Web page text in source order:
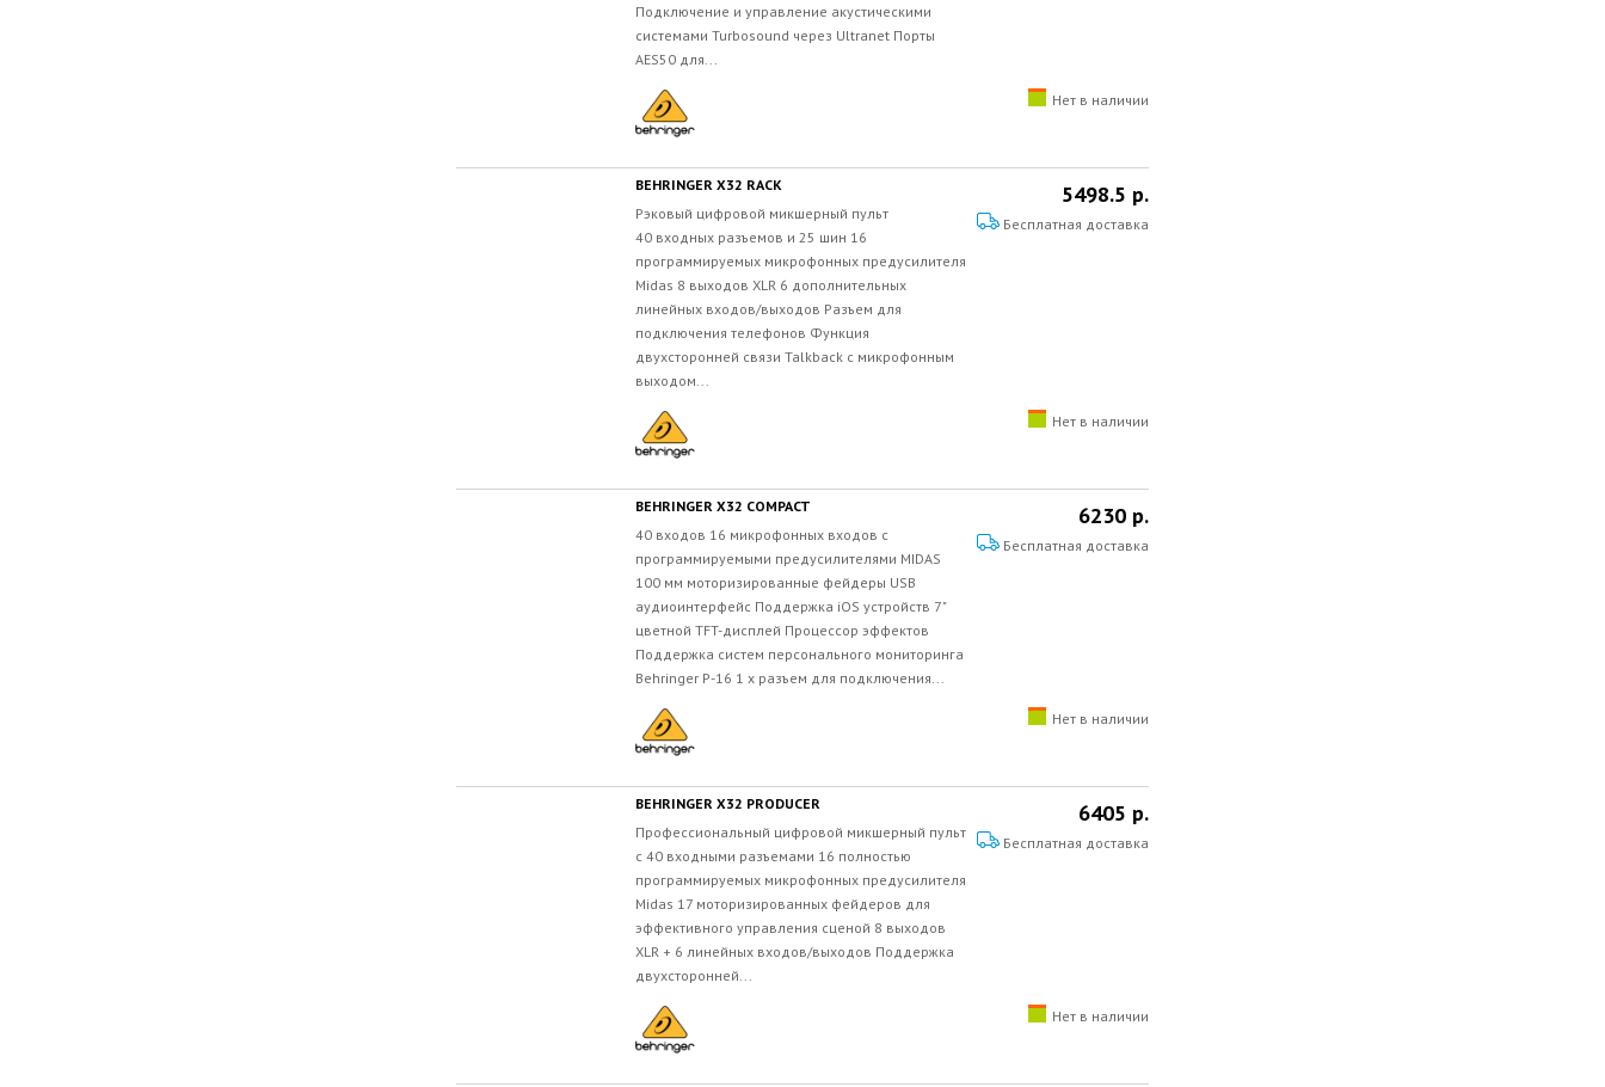
Подключение и управление акустическими
системами Turbosound через Ultranet Порты
AES50 для...
Нет в наличии
BEHRINGER X32 RACK
Рэковый цифровой микшерный пульт
40 входных разъемов и 25 шин 16
программируемых микрофонных предусилителя
Midas 8 выходов XLR 6 дополнительных
линейных входов/выходов Разъем для
подключения телефонов Функция
двухсторонней связи Talkback с микрофонным
выходом...
5498.5 р.
Бесплатная доставка
Нет в наличии
BEHRINGER X32 COMPACT
40 входов 16 микрофонных входов с
программируемыми предусилителями MIDAS
100 мм моторизированные фейдеры USB
аудиоинтерфейс Поддержка iOS устройств 7"
цветной TFT-дисплей Процессор эффектов
Поддержка систем персонального мониторинга
Behringer P-16 1 x разъем для подключения...
6230 р.
Бесплатная доставка
Нет в наличии
BEHRINGER X32 PRODUCER
Профессиональный цифровой микшерный пульт
с 40 входными разъемами 16 полностью
программируемых микрофонных предусилителя
Midas 17 моторизированных фейдеров для
эффективного управления сценой 8 выходов
XLR + 6 линейных входов/выходов Поддержка
двухсторонней...
6405 р.
Бесплатная доставка
Нет в наличии